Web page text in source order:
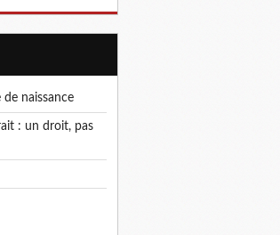
de naissance